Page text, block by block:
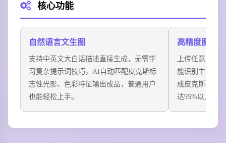
趣味皮克斯表情包：输入网络热梗描述，一键生成皮克
斯画风的原创表情包，群聊斗图独一无二，轻松打造专
场景四
IP同人创意插画：输入影视IP、游戏角色的二创描述，
自动生成皮克斯风格的同人海报，满足动画爱好者的创
作需求，也可作为自媒体内容封面素材。
核心功能
自然语言文生图
支持中英文大白话描述直接生成，无需学
习复杂提示词技巧，AI自动匹配皮克斯标
志性光影、色彩特征输出成品，普通用户
也能轻松上手。
高精度图生
上传任意人脸
能识别主体核
成皮克斯3D动
达95%以上。